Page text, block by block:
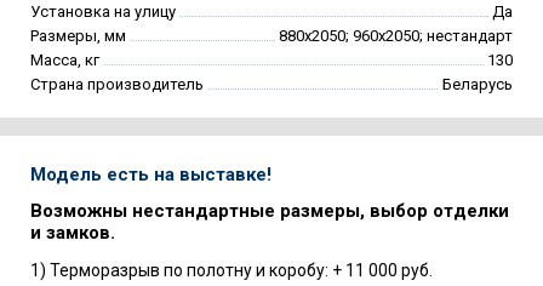
Установка на улицу
Да
Размеры, мм
880х2050; 960х2050; нестандарт
Масса, кг
130
Страна производитель
Беларусь
Модель есть на выставке!
Возможны нестандартные размеры, выбор отделки
и замков.
1) Терморазрыв по полотну и коробу: + 11 000 руб.